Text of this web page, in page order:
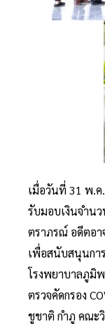
เมื่อวันที่ 31 พ.
รับมอบเงินจำน
ตราภรณ์ อดีตอา
เพื่อสนับสนุนกา
โรงพยาบาลภูมิ
ตรวจคัดกรอง
ชูชาติ กำภู คณะ